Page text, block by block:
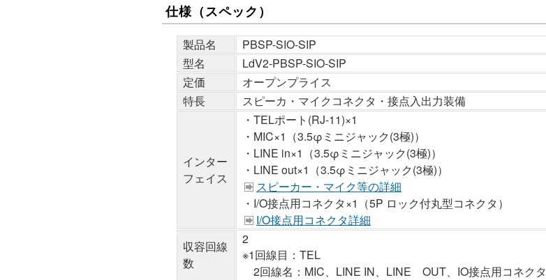
仕様（スペック）
製品名
PBSP-SIO-SIP
型名
LdV2-PBSP-SIO-SIP
定価
オープンプライス
特長
スピーカ・マイクコネクタ・接点入出力装備
インター
フェイス
・TELポート(RJ-11)×1
・MIC×1（3.5φミニジャック(3極)）
・LINE in×1（3.5φミニジャック(3極)）
・LINE out×1（3.5φミニジャック(3極)）
スピーカー・マイク等の詳細
・I/O接点用コネクタ×1（5P ロック付丸型コネクタ）
I/O接点用コネクタ詳細
収容回線
数
2
※1回線目：TEL
2回線名：MIC、LINE IN、LINE OUT、IO接点用コネクタ